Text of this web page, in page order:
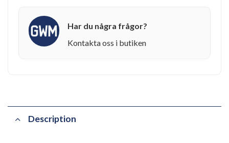
Har du några frågor?
Kontakta oss i butiken
Description